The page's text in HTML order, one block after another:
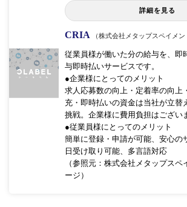
詳細を見る
CRIA （株式会社メタップスペイメン
従業員様が働いた分の給与を、即
与即時払いサービスです。
●企業様にとってのメリット
求人応募数の向上・定着率の向上
充・即時払いの資金は当社が立
挑戦。企業様に費用負担はござい
●従業員様にとってのメリット
簡単に登録・申請が可能、安心の
日受け取り可能、多言語対応
（参照元：株式会社メタップスペ
ージ）